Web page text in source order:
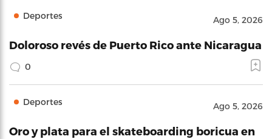
Deportes Ago 5, 2026
Doloroso revés de Puerto Rico ante Nicaragua
0
Deportes Ago 5, 2026
Oro y plata para el skateboarding boricua en